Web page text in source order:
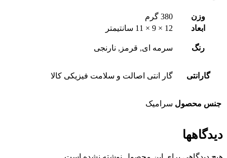
وزن
380 گرم
ابعاد
12 × 9 × 11 سانتیمتر
رنگ سرمه ای, قرمز, نارنجی
گارانتی گار انتی اصالت و سلامت فیزیکی کالا
جنس محصول سرامیک
دیدگاهها